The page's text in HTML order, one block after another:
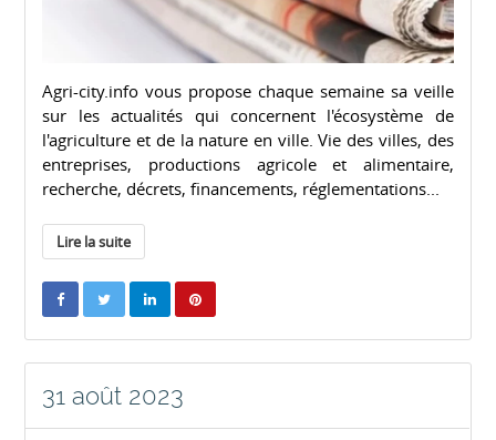
Agri-city.info vous propose chaque semaine sa veille
sur les actualités qui concernent l'écosystème de
l'agriculture et de la nature en ville. Vie des villes, des
entreprises, productions agricole et alimentaire,
recherche, décrets, financements, réglementations...
Lire la suite
31 août 2023